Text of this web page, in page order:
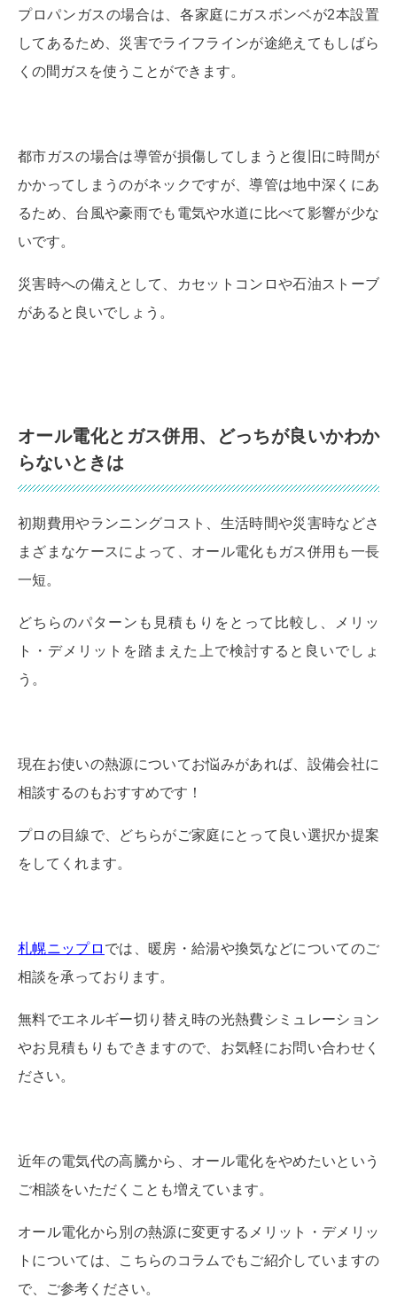
プロパンガスの場合は、各家庭にガスボンベが2本設置
してあるため、災害でライフラインが途絶えてもしばら
くの間ガスを使うことができます。
都市ガスの場合は導管が損傷してしまうと復旧に時間が
かかってしまうのがネックですが、導管は地中深くにあ
るため、台風や豪雨でも電気や水道に比べて影響が少な
いです。
災害時への備えとして、カセットコンロや石油ストーブ
があると良いでしょう。
オール電化とガス併用、どっちが良いかわか
らないときは
初期費用やランニングコスト、生活時間や災害時などさ
まざまなケースによって、オール電化もガス併用も一長
一短。
どちらのパターンも見積もりをとって比較し、メリッ
ト・デメリットを踏まえた上で検討すると良いでしょ
う。
現在お使いの熱源についてお悩みがあれば、設備会社に
相談するのもおすすめです！
プロの目線で、どちらがご家庭にとって良い選択か提案
をしてくれます。
札幌ニップロ では、暖房・給湯や換気などについてのご
相談を承っております。
無料でエネルギー切り替え時の光熱費シミュレーション
やお見積もりもできますので、お気軽にお問い合わせく
ださい。
近年の電気代の高騰から、オール電化をやめたいという
ご相談をいただくことも増えています。
オール電化から別の熱源に変更するメリット・デメリッ
トについては、こちらのコラムでもご紹介していますの
で、ご参考ください。